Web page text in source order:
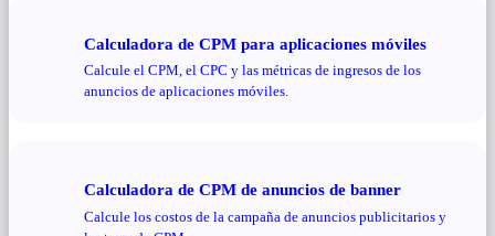
Calculadora de CPM para aplicaciones móviles
Calcule el CPM, el CPC y las métricas de ingresos de los
anuncios de aplicaciones móviles.
Calculadora de CPM de anuncios de banner
Calcule los costos de la campaña de anuncios publicitarios y